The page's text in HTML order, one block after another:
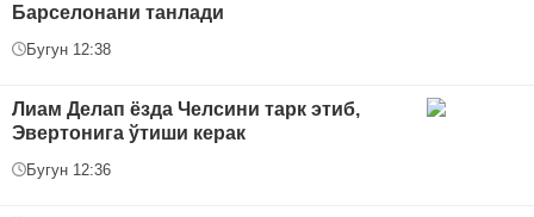
Барселонани танлади
Бугун 12:38
Лиам Делап ёзда Челсини тарк этиб,
Эвертонига ўтиши керак
Бугун 12:36